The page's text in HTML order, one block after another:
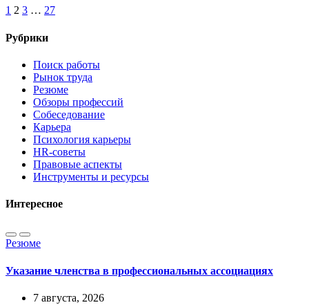
1 2 3 … 27
Рубрики
Поиск работы
Рынок труда
Резюме
Обзоры профессий
Собеседование
Карьера
Психология карьеры
HR-советы
Правовые аспекты
Инструменты и ресурсы
Интересное
Резюме
Указание членства в профессиональных ассоциациях
7 августа, 2026